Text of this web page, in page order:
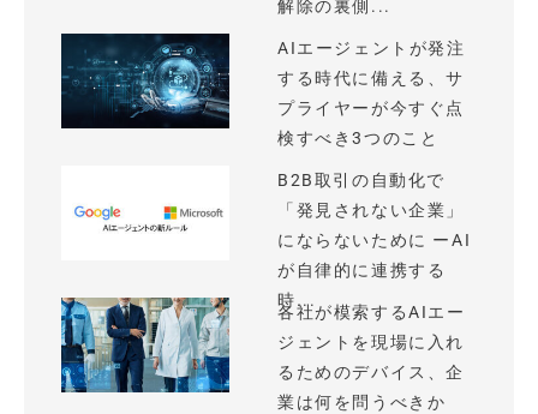
解除の裏側...
AIエージェントが発注
する時代に備える、サ
プライヤーが今すぐ点
検すべき3つのこと
B2B取引の自動化で
「発見されない企業」
にならないために ーAI
が自律的に連携する
時...
各社が模索するAIエー
ジェントを現場に入れ
るためのデバイス、企
業は何を問うべきか